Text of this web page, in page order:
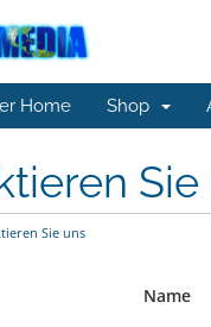
Home Shop
Sie
Sie uns
Name